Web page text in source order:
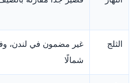
الثلج
غير مضمون في لندن،
شمالًا